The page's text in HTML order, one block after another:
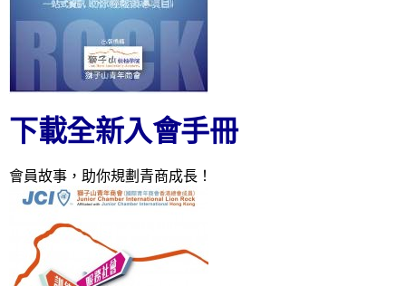
下載全新入會手冊
會員故事，助你規劃青商成長！